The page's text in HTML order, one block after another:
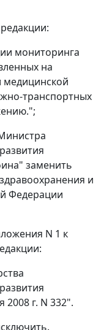
мониторинга
на
медицинской
транспортных
заменить
и
Федерации
N 1 к
г. N 332".